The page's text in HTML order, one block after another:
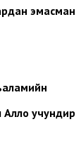
эмасман.
учундир”.